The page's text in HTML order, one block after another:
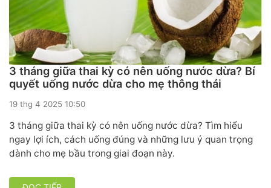
3 tháng giữa thai kỳ có nên uống nước dừa? Bí
quyết uống nước dừa cho mẹ thông thái
19 thg 4 2025 10:50
3 tháng giữa thai kỳ có nên uống nước dừa? Tìm hiểu
ngay lợi ích, cách uống đúng và những lưu ý quan trọng
dành cho mẹ bầu trong giai đoạn này.